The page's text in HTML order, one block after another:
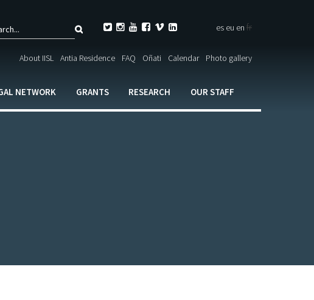
form
Search
       es eu en fr
About IISL Antia Residence FAQ Oñati Calendar Photo gallery
NETWORK GRANTS RESEARCH OUR STAFF